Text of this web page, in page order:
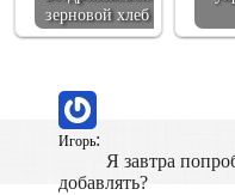
зерновой хлеб
Игорь:
Я завтра
добавлять?